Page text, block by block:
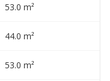
53.0 m²
44.0 m²
53.0 m²